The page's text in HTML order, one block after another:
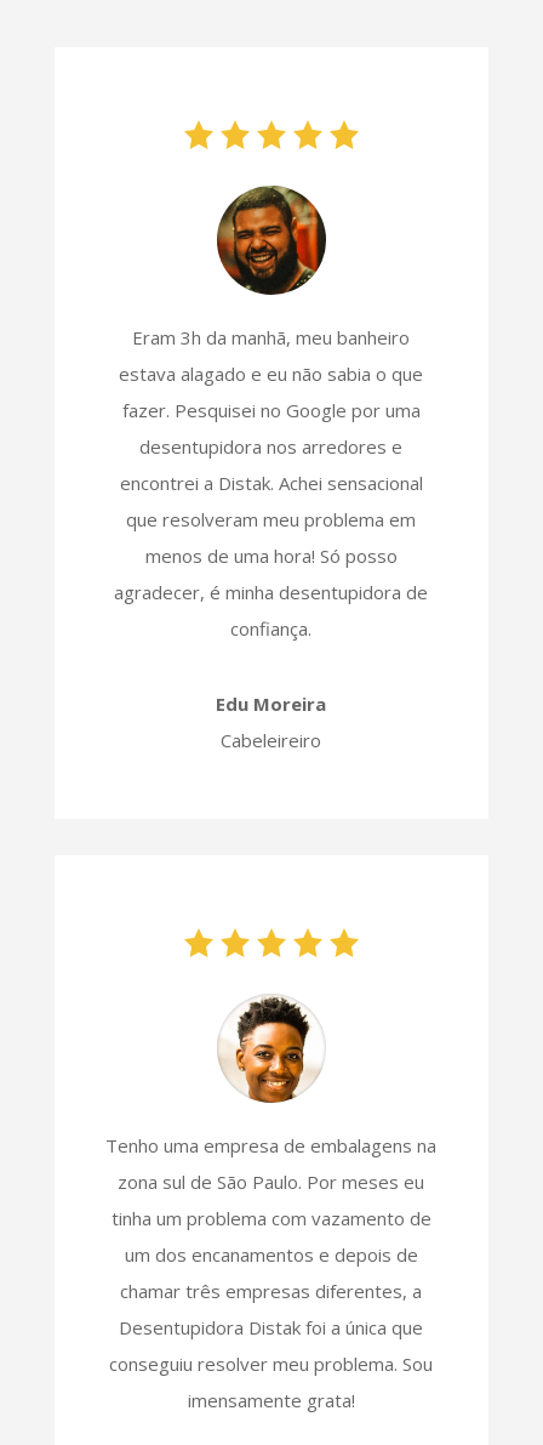
Eram 3h da manhã, meu banheiro
estava alagado e eu não sabia o que
fazer. Pesquisei no Google por uma
desentupidora nos arredores e
encontrei a Distak. Achei sensacional
que resolveram meu problema em
menos de uma hora! Só posso
agradecer, é minha desentupidora de
confiança.
Edu Moreira
Cabeleireiro
Tenho uma empresa de embalagens na
zona sul de São Paulo. Por meses eu
tinha um problema com vazamento de
um dos encanamentos e depois de
chamar três empresas diferentes, a
Desentupidora Distak foi a única que
conseguiu resolver meu problema. Sou
imensamente grata!